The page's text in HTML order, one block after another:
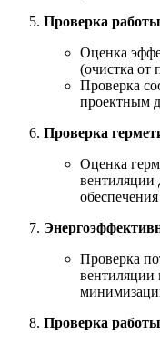
Проверка
Оценка
(очистка от
Проверка
проектным
Проверка
Оценка
вентиляции
Проверка
вентиляции
Проверка